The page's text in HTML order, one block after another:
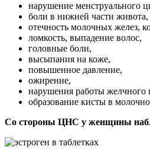
нарушение менструального
боли в нижней части живота,
отечность молочных желез,
ломкость, выпадение волос,
головные боли,
высыпания на коже,
повышенное давление,
ожирение,
нарушения работы желчного
образование кисты в
Со стороны ЦНС у женщины